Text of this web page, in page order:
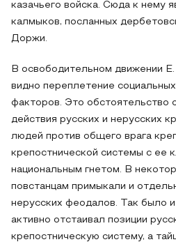
казачьего войска. Сюда к нему
калмыков, посланных
Доржи.
В освободительном движении
видно переплетение
факторов. Это обстоятельство
действия русских и нерусских
людей против общего врага
крепостнической системы с ее
национальным гнетом. В
повстанцам примыкали и
нерусских феодалов. Так было
активно отстаивал позиции
крепостническую систему, а